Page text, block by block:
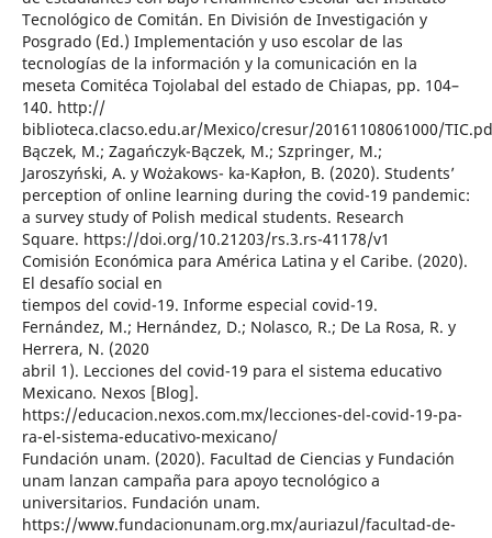
Tecnológico de Comitán. En División de Investigación y
Posgrado (Ed.) Implementación y uso escolar de las
tecnologías de la información y la comunicación en la
meseta Comitéca Tojolabal del estado de Chiapas, pp. 104–
140. http://
biblioteca.clacso.edu.ar/Mexico/cresur/20161108061000/
Bączek, M.; Zagańczyk-Bączek, M.; Szpringer, M.;
Jaroszyński, A. y Wożakows- ka-Kapłon, B. (2020). Students’
perception of online learning during the covid-19 pandemic:
a survey study of Polish medical students. Research
Square. https://doi.org/10.21203/rs.3.rs-41178/v1
Comisión Económica para América Latina y el Caribe. (2020).
El desafío social en
tiempos del covid-19. Informe especial covid-19.
Fernández, M.; Hernández, D.; Nolasco, R.; De La Rosa, R. y
Herrera, N. (2020
abril 1). Lecciones del covid-19 para el sistema educativo
Mexicano. Nexos [Blog].
https://educacion.nexos.com.mx/lecciones-del-covid-19-pa-
ra-el-sistema-educativo-mexicano/
Fundación unam. (2020). Facultad de Ciencias y Fundación
unam lanzan campaña para apoyo tecnológico a
universitarios. Fundación unam.
https://www.fundacionunam.org.mx/auriazul/facultad-de-